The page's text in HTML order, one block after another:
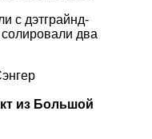
с дэтграйнд-
два
из Большой